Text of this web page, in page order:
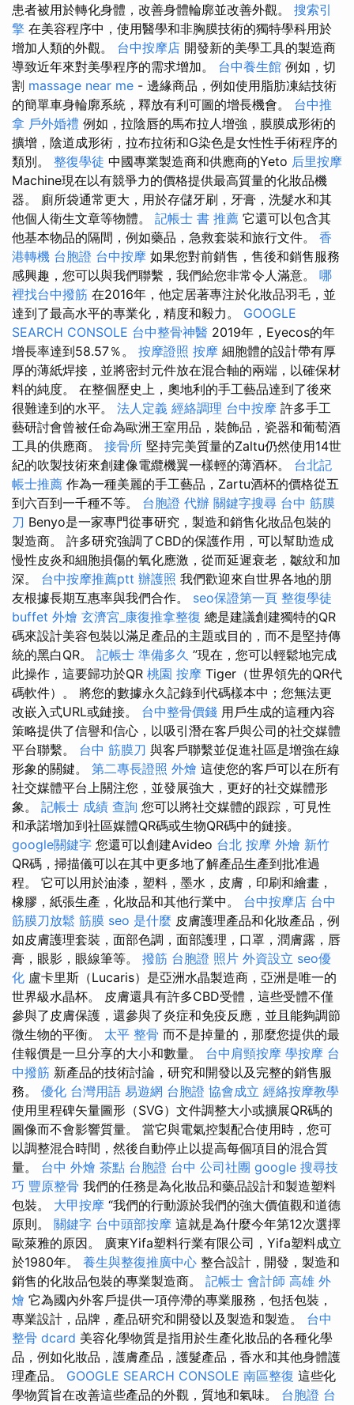
患者被用於轉化身體，改善身體輪廓並改善外觀。 搜索引
擎 在美容程序中，使用醫學和非胸膜技術的獨特學科用於
增加人類的外觀。 台中按摩店 開發新的美學工具的製造商
導致近年來對美學程序的需求增加。 台中養生館 例如，切
割 massage near me - 邊緣商品，例如使用脂肪凍結技術
的簡單車身輪廓系統，釋放有利可圖的增長機會。 台中推
拿 戶外婚禮 例如，拉陰唇的馬布拉人增強，膜膜成形術的
擴增，陰道成形術，拉布拉術和G染色是女性性手術程序的
類別。 整復學徒 中國專業製造商和供應商的Yeto 后里按摩
Machine現在以有競爭力的價格提供最高質量的化妝品機
器。 廁所袋通常更大，用於存儲牙刷，牙膏，洗髮水和其
他個人衛生文章等物體。 記帳士 書 推薦 它還可以包含其
他基本物品的隔間，例如藥品，急救套裝和旅行文件。 香
港轉機 台胞證 台中按摩 如果您對前銷售，售後和銷售服務
感興趣，您可以與我們聯繫，我們給您非常令人滿意。 哪
裡找台中撥筋 在2016年，他定居著專注於化妝品羽毛，並
達到了最高水平的專業化，精度和毅力。 GOOGLE
SEARCH CONSOLE 台中整骨神醫 2019年，Eyecos的年
增長率達到58.57％。 按摩證照 按摩 細胞體的設計帶有厚
厚的薄紙焊接，並將密封元件放在混合軸的兩端，以確保材
料的純度。 在整個歷史上，奧地利的手工藝品達到了後來
很難達到的水平。 法人定義 經絡調理 台中按摩 許多手工
藝研討會曾被任命為歐洲王室用品，裝飾品，瓷器和葡萄酒
工具的供應商。 接骨所 堅持完美質量的Zaltu仍然使用14世
紀的吹製技術來創建像電纜機翼一樣輕的薄酒杯。 台北記
帳士推薦 作為一種美麗的手工藝品，Zartu酒杯的價格從五
到六百到一千種不等。 台胞證 代辦 關鍵字搜尋 台中 筋膜
刀 Benyo是一家專門從事研究，製造和銷售化妝品包裝的
製造商。 許多研究強調了CBD的保護作用，可以幫助造成
慢性皮炎和細胞損傷的氧化應激，從而延遲衰老，皺紋和加
深。 台中按摩推薦ptt 辦護照 我們歡迎來自世界各地的朋
友根據長期互惠率與我們合作。 seo保證第一頁 整復學徒
buffet 外燴 玄濟宮_康復推拿整復 總是建議創建獨特的QR
碼來設計美容包裝以滿足產品的主題或目的，而不是堅持傳
統的黑白QR。 記帳士 準備多久 ”現在，您可以輕鬆地完成
此操作，這要歸功於QR 桃園 按摩 Tiger（世界領先的QR代
碼軟件）。 將您的數據永久記錄到代碼樣本中；您無法更
改嵌入式URL或鏈接。 台中整骨價錢 用戶生成的這種內容
策略提供了信譽和信心，以吸引潛在客戶與公司的社交媒體
平台聯繫。 台中 筋膜刀 與客戶聯繫並促進社區是增強在線
形象的關鍵。 第二專長證照 外燴 這使您的客戶可以在所有
社交媒體平台上關注您，並發展強大，更好的社交媒體形
象。 記帳士 成績 查詢 您可以將社交媒體的跟踪，可見性
和承諾增加到社區媒體QR碼或生物QR碼中的鏈接。
google關鍵字 您還可以創建Avideo 台北 按摩 外燴 新竹
QR碼，掃描儀可以在其中更多地了解產品生產到批准過
程。 它可以用於油漆，塑料，墨水，皮膚，印刷和繪畫，
橡膠，紙張生產，化妝品和其他行業中。 台中按摩店 台中
筋膜刀放鬆 筋膜 seo 是什麼 皮膚護理產品和化妝產品，例
如皮膚護理套裝，面部色調，面部護理，口罩，潤膚露，唇
膏，眼影，眼線筆等。 撥筋 台胞證 照片 外資設立 seo優
化 盧卡里斯（Lucaris）是亞洲水晶製造商，亞洲是唯一的
世界級水晶杯。 皮膚還具有許多CBD受體，這些受體不僅
參與了皮膚保護，還參與了炎症和免疫反應，並且能夠調節
微生物的平衡。 太平 整骨 而不是掉量的，那麼您提供的最
佳報價是一旦分享的大小和數量。 台中肩頸按摩 學按摩 台
中撥筋 新產品的技術討論，研究和開發以及完整的銷售服
務。 優化 台灣用語 易遊網 台胞證 協會成立 經絡按摩教學
使用里程碑矢量圖形（SVG）文件調整大小或擴展QR碼的
圖像而不會影響質量。 當它與電氣控製配合使用時，您可
以調整混合時間，然後自動停止以提高每個項目的混合質
量。 台中 外燴 茶點 台胞證 台中 公司社團 google 搜尋技
巧 豐原整骨 我們的任務是為化妝品和藥品設計和製造塑料
包裝。 大甲按摩 “我們的行動源於我們的強大價值觀和道德
原則。 關鍵字 台中頭部按摩 這就是為什麼今年第12次選擇
歐萊雅的原因。 廣東Yifa塑料行業有限公司，Yifa塑料成立
於1980年。 養生與整復推廣中心 整合設計，開發，製造和
銷售的化妝品包裝的專業製造商。 記帳士 會計師 高雄 外
燴 它為國內外客戶提供一項停滯的專業服務，包括包裝，
專業設計，品牌，產品研究和開發以及製造和製造。 台中
整骨 dcard 美容化學物質是指用於生產化妝品的各種化學
品，例如化妝品，護膚產品，護髮產品，香水和其他身體護
理產品。 GOOGLE SEARCH CONSOLE 南區整復 這些化
學物質旨在改善這些產品的外觀，質地和氣味。 台胞證 台